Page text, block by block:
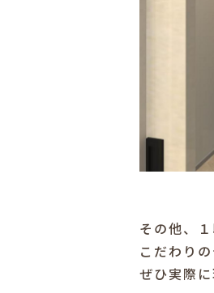
その他、
こだわり
ぜひ実際